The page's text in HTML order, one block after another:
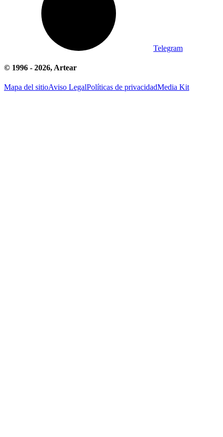
Telegram
© 1996 - 2026, Artear
Mapa del sitioAviso LegalPolíticas de privacidadMedia Kit